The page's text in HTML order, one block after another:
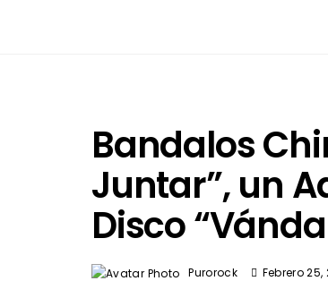
Bandalos
Juntar”, un
Disco
Purorock Febrero 25,